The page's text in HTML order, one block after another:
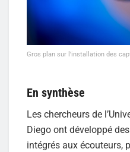
Gros plan sur l’installation des
En synthèse
Les chercheurs de
Diego ont développé
intégrés aux écouteurs,